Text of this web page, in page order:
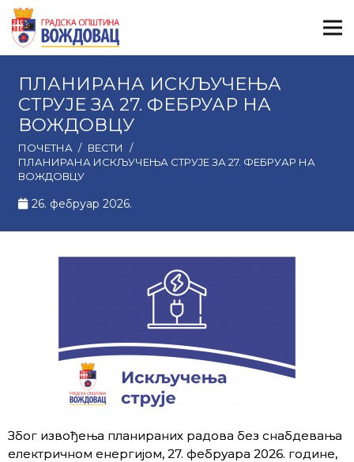
ПЛАНИРАНА ИСКЉУЧЕЊА
СТРУЈЕ ЗА 27. ФЕБРУАР НА
ВОЖДОВЦУ
ПОЧЕТНА / ВЕСТИ
/
ПЛАНИРАНА ИСКЉУЧЕЊА СТРУЈЕ ЗА 27. ФЕБРУАР НА
ВОЖДОВЦУ
26. фебруар 2026.
Због извођења планираних радова без снабдевања
електричном енергијом, 27. фебруара 2026. године,